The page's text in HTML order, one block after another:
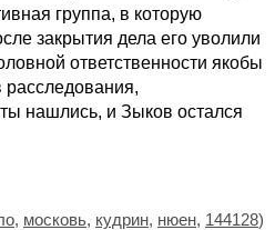
группа, в которую
закрытия дела его уволили
ответственности якобы
расследования,
нашлись, и Зыков остался
, московь, кудрин, нюен, 144128)